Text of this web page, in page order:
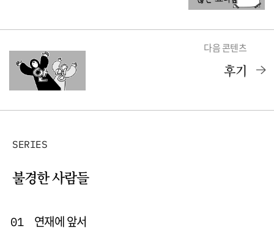
다음 콘텐츠
후기
SERIES
불경한 사람들
01 연재에 앞서